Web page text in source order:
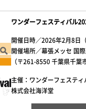
ワンダーフェスティバル
開催日時／2026年2月8日
開催場所／幕張メッセ 国
（〒261-8550 千葉県千葉
主催：ワンダーフェステ
株式会社海洋堂